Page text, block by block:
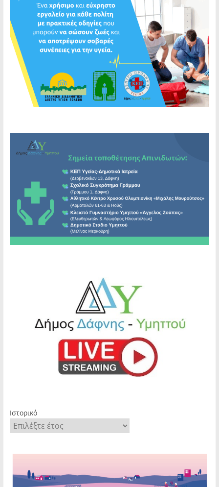
Ιστορικό